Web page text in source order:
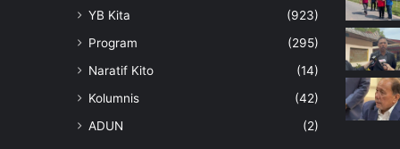
YB Kita
(923)
Program
(295)
Naratif Kito
(14)
Kolumnis
(42)
ADUN
(2)